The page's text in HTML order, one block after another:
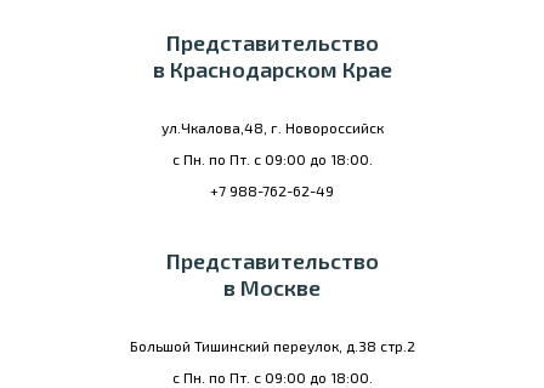
Представительство
в Краснодарском Крае
ул.Чкалова,48, г. Новороссийск
с Пн. по Пт. с 09:00 до 18:00.
+7 988-762-62-49
Представительство
в Москве
Большой Тишинский переулок, д.38 стр.2
с Пн. по Пт. с 09:00 до 18:00.